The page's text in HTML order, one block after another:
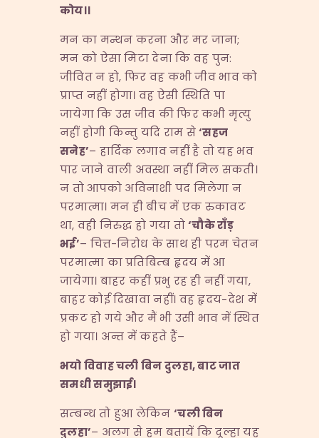
कोय।।
मन का मन्थन करना और मर जाना;
मन को ऐसा मिटा देना कि वह पुन:
जीवित न हो, फिर वह कभी जीव भाव को
प्राप्त नहीं होगा। वह ऐसी स्थिति पा
जायेगा कि उस जीव की फिर कभी मृत्यु
नहीं होगी किन्तु यदि राम से‘सहज
सनेह’– हार्दिक लगाव नहीं है तो यह भव
पार जाने वाली अवस्था नहीं मिल सकती।
न तो आपको अविनाशी पद मिलेगा न
परमात्मा। मन ही बीच में एक रुकावट
था, वही निरुद्ध हो गया तो‘चौके राँड़
भई’– चित्त-निरोध के साथ ही परम चेतन
परमात्मा का प्रतिबिम्ब हृदय में आ
जायेगा। बाहर कहीं प्रभु रह ही नहीं गया,
बाहर कोई दिखावा नहीं। वह हृदय-देश में
प्रकट हो गये और मैं भी उसी भाव में स्थित
हो गया। अन्त में कहते हैं–
भयो विवाह चली बिन दुलहा,बाट जात
समधी समुझाई।
सम्बन्ध तो हुआ लेकिन ‘चली बिन
दुलहा’– अलग से हम बतायें कि दूल्हा यह